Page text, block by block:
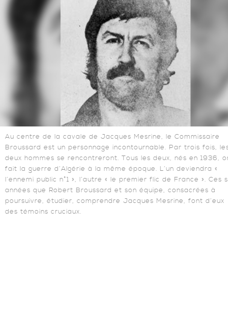
Au centre de la cavale de Jacques Mesrine, le Commissaire
Broussard est un personnage incontournable. Par trois fois,
deux hommes se rencontreront. Tous les deux, nés en 1936,
fait la guerre d’Algérie à la même époque. L’un deviendra «
l’ennemi public n°1 », l’autre « le premier flic de France ». Ces
années que Robert Broussard et son équipe, consacrées à
poursuivre, étudier, comprendre Jacques Mesrine, font d’eux
des témoins cruciaux.